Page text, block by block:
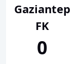
Gaziantep
FK
0